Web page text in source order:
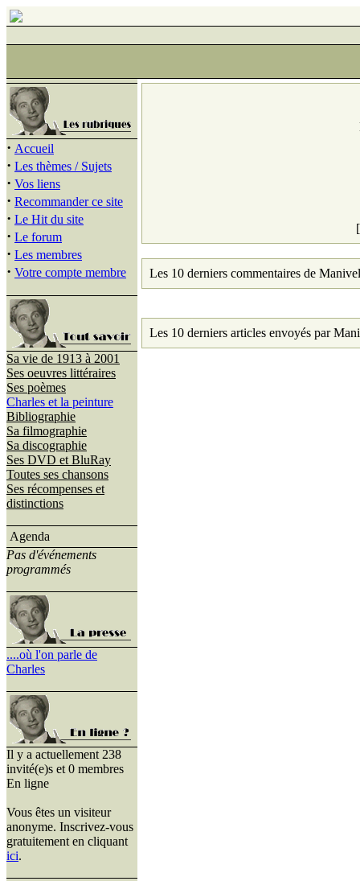
· Accueil
· Les thèmes / Sujets
· Vos liens
· Recommander ce site
· Le Hit du site
· Le forum
· Les membres
· Votre compte membre
Sa vie de 1913 à 2001
Ses oeuvres littéraires
Ses poèmes
Charles et la peinture
Bibliographie
Sa filmographie
Sa discographie
Ses DVD et BluRay
Toutes ses chansons
Ses récompenses et
distinctions
Agenda
Pas d'événements
programmés
....où l'on parle de
Charles
Il y a actuellement 238
invité(e)s et 0 membres
En ligne
Vous êtes un visiteur
anonyme. Inscrivez-vous
gratuitement en cliquant
ici.
Les 10 derniers commentaires de
Les 10 derniers articles envoyés par